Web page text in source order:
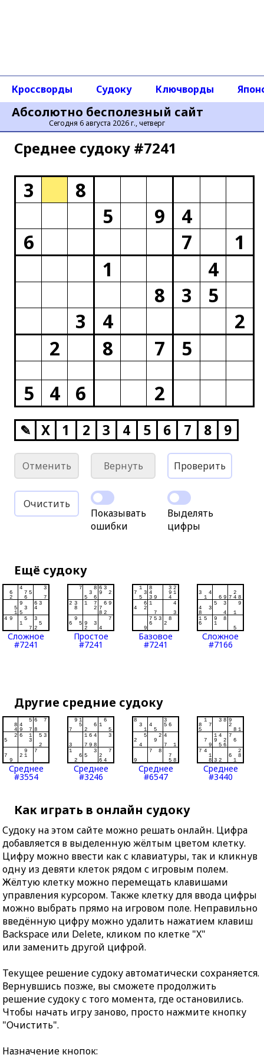
Абсолютно бесполезный сайт
Сегодня 6 августа 2026 г., четверг
Кроссворды Судоку Ключворды
Среднее cудоку #7241
3
8
5
9
4
6
7
1
1
4
8
3
5
3
4
2
2
8 7
5
5
4 6 2
✎ X 1 2 3 4 5 6 7 8 9
Отменить Вернуть Проверить
Очистить
Показывать
ошибки
Выделять
цифры
Ещё судоку
Сложное
#7241
Простое
#7241
Базовое
#7241
Сложное
#7166
Другие средние судоку
Среднее
#3554
Среднее
#3246
Среднее
#6547
Среднее
#3440
Как играть в онлайн судоку
Судоку на этом сайте можно решать онлайн. Цифра
добавляется в выделенную жёлтым цветом клетку.
Цифру можно ввести как с клавиатуры, так и кликнув
одну из девяти клеток рядом с игровым полем.
Жёлтую клетку можно перемещать клавишами
управления курсором. Также клетку для ввода цифры
можно выбрать прямо на игровом поле. Неправильно
введённую цифру можно удалить нажатием клавиш
Backspace или Delete, кликом по клетке "X"
или заменить другой цифрой.
Текущее решение судоку автоматически сохраняется.
Вернувшись позже, вы сможете продолжить
решение судоку с того момента, где остановились.
Чтобы начать игру заново, просто нажмите кнопку
"Очистить".
Назначение кнопок: